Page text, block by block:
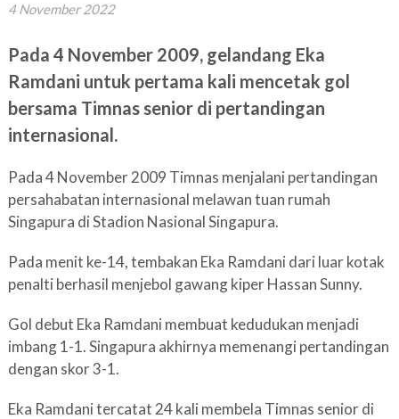
4 November 2022
Pada 4 November 2009, gelandang Eka
Ramdani untuk pertama kali mencetak gol
bersama Timnas senior di pertandingan
internasional.
Pada 4 November 2009 Timnas menjalani pertandingan
persahabatan internasional melawan tuan rumah
Singapura di Stadion Nasional Singapura.
Pada menit ke-14, tembakan Eka Ramdani dari luar kotak
penalti berhasil menjebol gawang kiper Hassan Sunny.
Gol debut Eka Ramdani membuat kedudukan menjadi
imbang 1-1. Singapura akhirnya memenangi pertandingan
dengan skor 3-1.
Eka Ramdani tercatat 24 kali membela Timnas senior di